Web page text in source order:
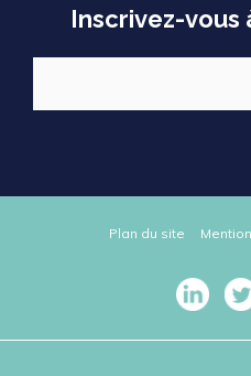
Inscrivez-
Plan du site